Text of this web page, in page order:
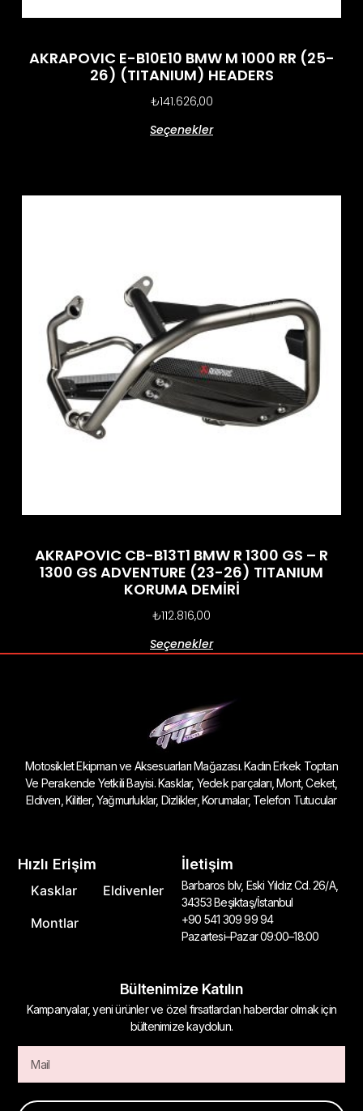
AKRAPOVIC E-B10E10 BMW M 1000 RR (25-
26) (TITANIUM) HEADERS
₺141.626,00
Seçenekler
AKRAPOVIC CB-B13T1 BMW R 1300 GS – R
1300 GS ADVENTURE (23-26) TITANIUM
KORUMA DEMİRİ
₺112.816,00
Seçenekler
Motosiklet Ekipman ve Aksesuarları Mağazası. Kadın Erkek Toptan
Ve Perakende Yetkili Bayisi. Kasklar, Yedek parçaları, Mont, Ceket,
Eldiven, Kilitler, Yağmurluklar, Dizlikler, Korumalar, Telefon Tutucular
Hızlı Erişim
Kasklar
Eldivenler
Montlar
İletişim
Barbaros blv, Eski Yıldız Cd. 26/A,
34353 Beşiktaş/İstanbul
+90 541 309 99 94
Pazartesi–Pazar 09:00–18:00
Bültenimize Katılın
Kampanyalar, yeni ürünler ve özel fırsatlardan haberdar olmak için
bültenimize kaydolun.